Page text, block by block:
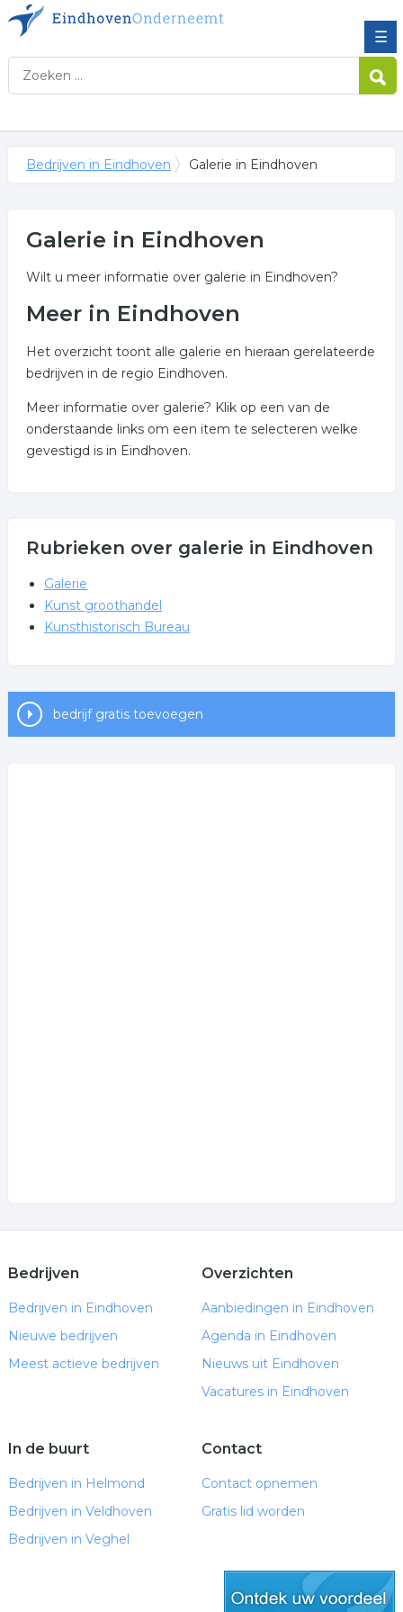
☰
Bedrijven in Eindhoven Galerie in Eindhoven
Galerie in Eindhoven
Wilt u meer informatie over galerie in Eindhoven?
Meer in Eindhoven
Het overzicht toont alle galerie en hieraan gerelateerde
bedrijven in de regio Eindhoven.
Meer informatie over galerie? Klik op een van de
onderstaande links om een item te selecteren welke
gevestigd is in Eindhoven.
Rubrieken over galerie in Eindhoven
Galerie
Kunst groothandel
Kunsthistorisch Bureau
bedrijf gratis toevoegen
Bedrijven
Bedrijven in Eindhoven
Nieuwe bedrijven
Meest actieve bedrijven
Overzichten
Aanbiedingen in Eindhoven
Agenda in Eindhoven
Nieuws uit Eindhoven
Vacatures in Eindhoven
In de buurt
Bedrijven in Helmond
Bedrijven in Veldhoven
Bedrijven in Veghel
Contact
Contact opnemen
Gratis lid worden